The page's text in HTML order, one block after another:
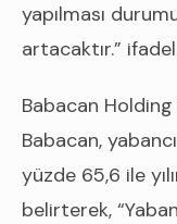
yapılması
artacaktır.”
Babacan
Babacan,
yüzde 65,6 ile
belirterek,